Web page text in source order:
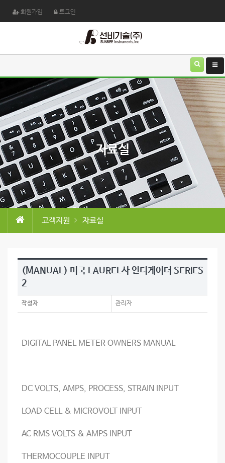
회원가입 로그인
자료실
고객지원 자료실
(MANUAL) 미국 LAUREL사 인디게이터 SERIES
2
작성자 관리자
DIGITAL PANEL METER OWNERS MANUAL
DC VOLTS, AMPS, PROCESS, STRAIN INPUT
LOAD CELL & MICROVOLT INPUT
AC RMS VOLTS & AMPS INPUT
THERMOCOUPLE INPUT